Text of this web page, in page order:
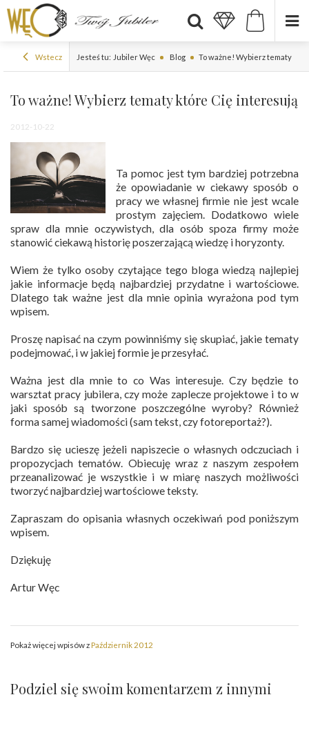
Wstecz Jesteś tu: Jubiler Węc Blog To ważne! Wybierz tematy
To ważne! Wybierz tematy które Cię interesują
2012-10-22
Ta pomoc jest tym bardziej potrzebna
że opowiadanie w ciekawy sposób o
pracy we własnej firmie nie jest wcale
prostym zajęciem. Dodatkowo wiele
spraw dla mnie oczywistych, dla osób spoza firmy może
stanowić ciekawą historię poszerzającą wiedzę i horyzonty.
Wiem że tylko osoby czytające tego bloga wiedzą najlepiej
jakie informacje będą najbardziej przydatne i wartościowe.
Dlatego tak ważne jest dla mnie opinia wyrażona pod tym
wpisem.
Proszę napisać na czym powinniśmy się skupiać, jakie tematy
podejmować, i w jakiej formie je przesyłać.
Ważna jest dla mnie to co Was interesuje. Czy będzie to
warsztat pracy jubilera, czy może zaplecze projektowe i to w
jaki sposób są tworzone poszczególne wyroby? Również
forma samej wiadomości (sam tekst, czy fotoreportaż?).
Bardzo się ucieszę jeżeli napiszecie o własnych odczuciach i
propozycjach tematów. Obiecuję wraz z naszym zespołem
przeanalizować je wszystkie i w miarę naszych możliwości
tworzyć najbardziej wartościowe teksty.
Zapraszam do opisania własnych oczekiwań pod poniższym
wpisem.
Dziękuję
Artur Węc
Pokaż więcej wpisów zPaździernik 2012
Podziel się swoim komentarzem z innymi